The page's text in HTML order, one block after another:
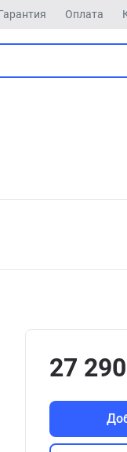
Оплата
27 290